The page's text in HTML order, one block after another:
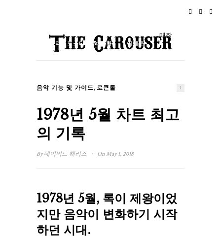
라이프스타일 & 문화 이벤트
매장
음악 기능 및 가이드, 로큰롤 1
1978년 5월 차트 최고
의 기록
By데이비드 해리스 · On May 1, 2018
1978년 5월, 록이 제왕이었
지만 음악이 변화하기 시작
하던 시대.